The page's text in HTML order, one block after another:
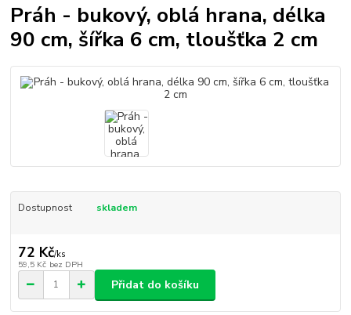
Práh - bukový, oblá hrana, délka
90 cm, šířka 6 cm, tloušťka 2 cm
Dostupnost skladem
72 Kč/ks
59,5 Kč bez DPH
Přidat do košíku